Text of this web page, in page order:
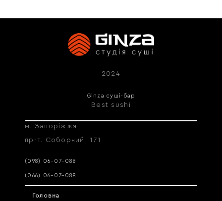
2024
Ginza суші-бар
Best sushi
м. Запоріжжя,
пр-т. Соборний, 171
(098) 06–07–088
(066) 06–07–088
Головна